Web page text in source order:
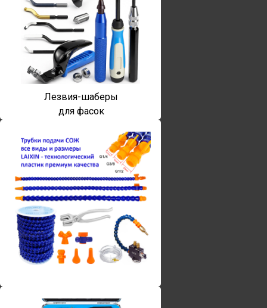
Лезвия-шаберы
для фасок
Винты torx